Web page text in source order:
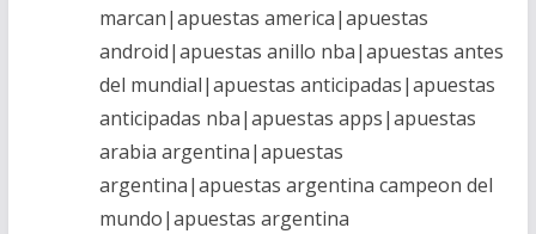
marcan|apuestas america|apuestas
android|apuestas anillo nba|apuestas antes
del mundial|apuestas anticipadas|apuestas
anticipadas nba|apuestas apps|apuestas
arabia argentina|apuestas
argentina|apuestas argentina campeon del
mundo|apuestas argentina